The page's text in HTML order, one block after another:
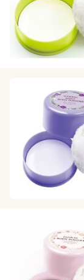
大きいサイズ メ
大きいサイズ 事
カタログ
カタログ・チ
カタログ無料
会員メニュー
マイページ
お気に入り
口コミ
レディースサ
イズ